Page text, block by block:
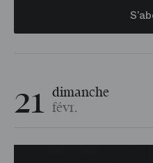
21 dimanche
févr.